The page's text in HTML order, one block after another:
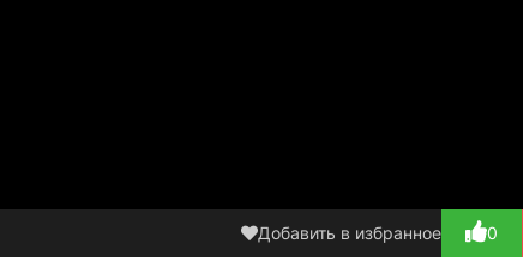
Добавить в избранное 0